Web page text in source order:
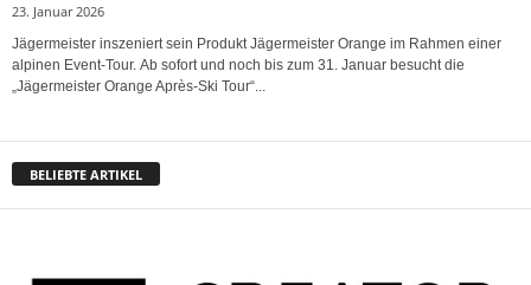
23. Januar 2026
Jägermeister inszeniert sein Produkt Jägermeister Orange im Rahmen einer
alpinen Event-Tour. Ab sofort und noch bis zum 31. Januar besucht die
„Jägermeister Orange Après-Ski Tour“...
BELIEBTE ARTIKEL